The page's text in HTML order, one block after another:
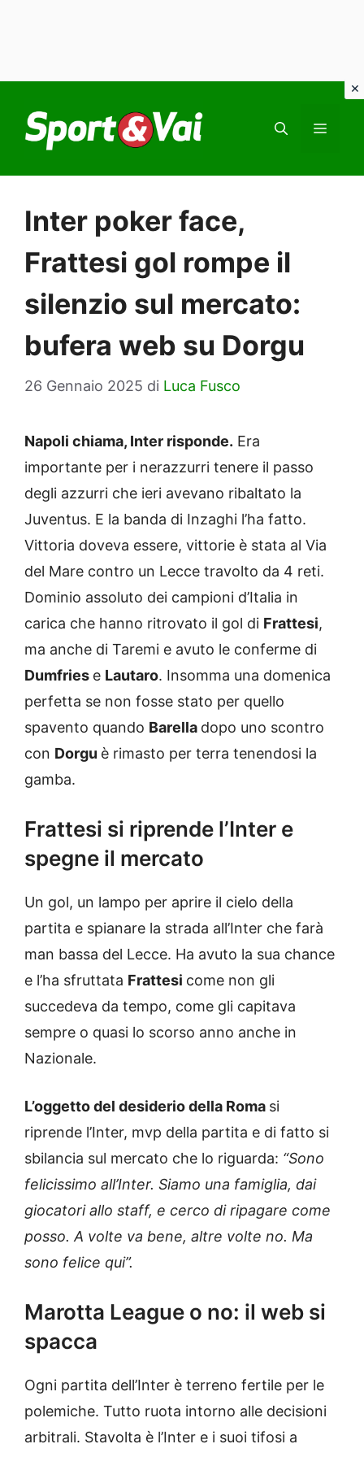
contenuto
Inter poker face,
Frattesi gol rompe il
silenzio sul mercato:
bufera web su Dorgu
26 Gennaio 2025 di Luca Fusco
Napoli chiama, Inter risponde. Era
importante per i nerazzurri tenere il passo
degli azzurri che ieri avevano ribaltato la
Juventus. E la banda di Inzaghi l’ha fatto.
Vittoria doveva essere, vittorie è stata al Via
del Mare contro un Lecce travolto da 4 reti.
Dominio assoluto dei campioni d’Italia in
carica che hanno ritrovato il gol di Frattesi,
ma anche di Taremi e avuto le conferme di
Dumfries e Lautaro. Insomma una domenica
perfetta se non fosse stato per quello
spavento quando Barella dopo uno scontro
con Dorgu è rimasto per terra tenendosi la
gamba.
Frattesi si riprende l’Inter e
spegne il mercato
Un gol, un lampo per aprire il cielo della
partita e spianare la strada all’Inter che farà
man bassa del Lecce. Ha avuto la sua chance
e l’ha sfruttata Frattesi come non gli
succedeva da tempo, come gli capitava
sempre o quasi lo scorso anno anche in
Nazionale.
L’oggetto del desiderio della Roma si
riprende l’Inter, mvp della partita e di fatto si
sbilancia sul mercato che lo riguarda: “Sono
felicissimo all’Inter. Siamo una famiglia, dai
giocatori allo staff, e cerco di ripagare come
posso. A volte va bene, altre volte no. Ma
sono felice qui”.
Marotta League o no: il web si
spacca
Ogni partita dell’Inter è terreno fertile per le
polemiche. Tutto ruota intorno alle decisioni
arbitrali. Stavolta è l’Inter e i suoi tifosi a